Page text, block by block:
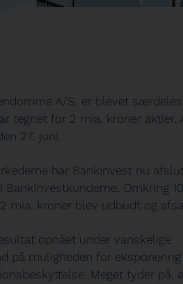
A/S, er blevet
tegnet for 2 mia. kroner aktier.
27. juni.
har BankInvest nu
Omkring
mia. kroner blev udbudt og
opnået under vanskelige
på muligheden for
Meget tyder på,